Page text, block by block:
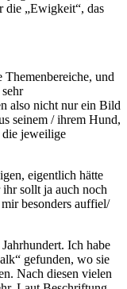
die „Ewigkeit“, das
und
also nicht nur ein Bild
seinem / ihrem Hund,
die jeweilige
eigentlich hätte
sollt ja auch noch
besonders auffiel/
Ich habe
gefunden, wo sie
Nach diesen vielen